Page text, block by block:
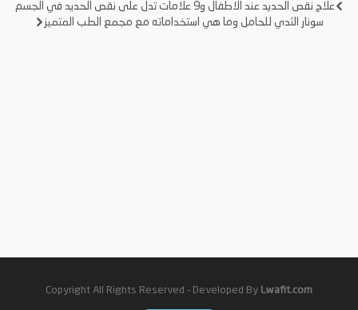
تصفّح
علاج نقص الحديد عند الاطفال و9 علامات تدل على نقص الحديد في الجسم
سونار الثدي للحامل وما هي استخداماته مع مجمع الطب المتميز
Copyright All Rights Reserved - Developed By Lwafit.com